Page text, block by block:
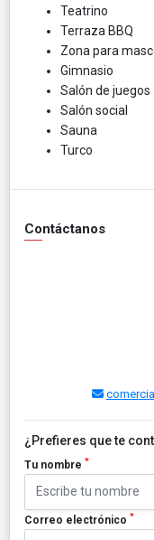
Teatrino
Terraza BBQ
Zona para
Gimnasio
Salón de juegos
Salón social
Sauna
Turco
Contáctanos
¿Prefieres que te
Tu nombre *
Correo electrónico *